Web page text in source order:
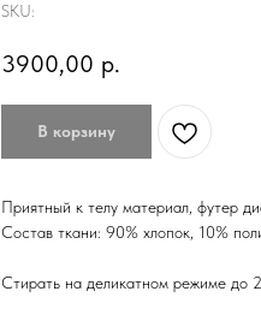
SKU:
3900,00 р.
В корзину
Приятный к телу материал, футер
Состав ткани: 90% хлопок, 10%
Стирать на деликатном режиме до